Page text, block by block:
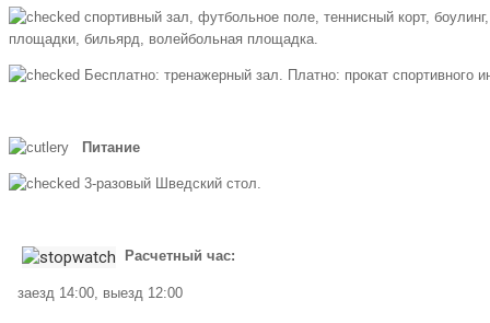
спортивный зал, футбольное поле, теннисный корт,
площадки, бильярд, волейбольная площадка.
Бесплатно: тренажерный зал. Платно: прокат спортивного
Питание
3-разовый Шведский стол.
Расчетный час:
заезд 14:00, выезд 12:00